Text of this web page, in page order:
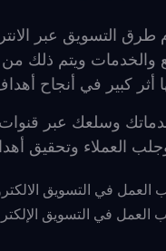
طرق التسويق عبر
والخدمات ويتم ذلك
أثر كبير في أنجاح
وسلعك عبر قنوات
وجلب العملاء وتحقيق
العمل في التسويق